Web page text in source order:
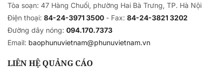
Tòa soạn: 47 Hàng Chuối, phường Hai Bà Trưng, TP. Hà Nội
Điện thoại: 84-24-3971 3500 - Fax: 84-24-3821 3202
Đường dây nóng: 094.170.7373
Email: baophunuvietnam@phunuvietnam.vn
LIÊN HỆ QUẢNG CÁO